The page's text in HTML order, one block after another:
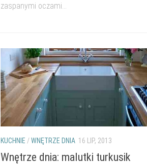
zaspanymi oczami...
KUCHNIE /WNĘTRZE DNIA 16 LIP, 2013
Wnętrze dnia: malutki turkusik